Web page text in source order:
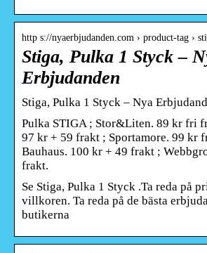
http s://nyaerbjudanden.com › product-tag ›
Stiga, Pulka 1 Styck –
Erbjudanden
Stiga, Pulka 1 Styck – Nya
Pulka STIGA ; Stor&Liten. 89 kr fri
97 kr + 59 frakt ; Sportamore. 99 kr
Bauhaus. 100 kr + 49 frakt ;
frakt.
Se Stiga, Pulka 1 Styck .Ta reda på
villkoren. Ta reda på de bästa
butikerna